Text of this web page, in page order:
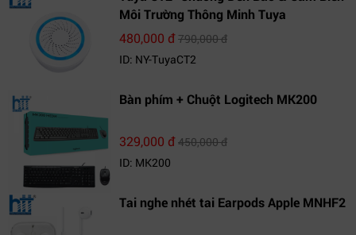
Môi Trường Thông Minh Tuya
480,000 đ790,000 đ
ID: NY-TuyaCT2
Bàn phím + Chuột Logitech MK200
329,000 đ450,000 đ
ID: MK200
Tai nghe nhét tai Earpods Apple MNHF2